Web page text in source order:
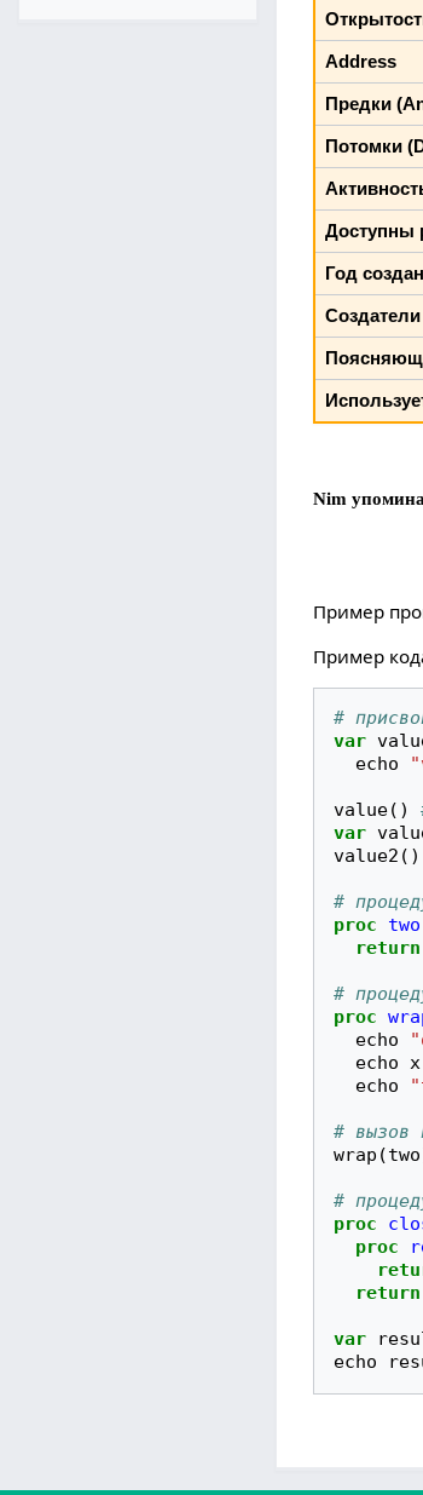
Address
Предки
Потомки
Доступны
Год
Создатели
Nim
Пример
Пример
#
var
echo
value()
var
value2 ()
#
proc
two
return
#
proc
echo
echo x
echo
# вызов
wrap (two
#
proc
proc
return
var
echo